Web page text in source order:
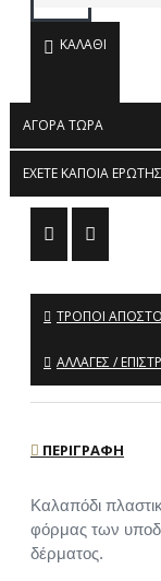
ΚΑΛΆΘΙ
ΑΓΟΡΆ ΤΏΡΑ
ΈΧΕΤΕ ΚΆΠΟΙΑ
ΤΡΌΠΟΙ
ΑΛΛΑΓΈΣ /
ΠΕΡΙΓΡΑΦΉ
Καλαπόδι
φόρμας των
δέρματος.